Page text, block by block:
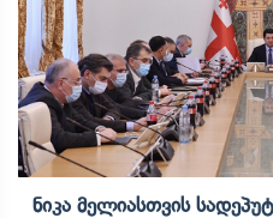
Ნიკა Მელიასთვის